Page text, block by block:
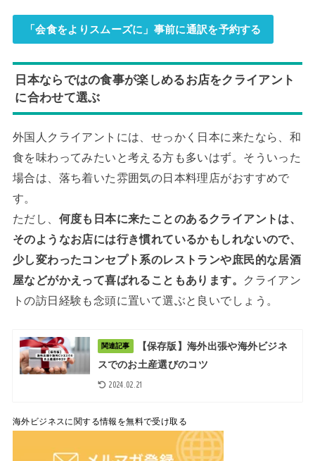
「会食をよりスムーズに」事前に通訳を予約する
日本ならではの食事が楽しめるお店をクライアント
に合わせて選ぶ
外国人クライアントには、せっかく日本に来たなら、和
食を味わってみたいと考える方も多いはず。そういった
場合は、落ち着いた雰囲気の日本料理店がおすすめで
す。
ただし、 何度も日本に来たことのあるクライアントは、
そのようなお店には行き慣れているかもしれないので、
少し変わったコンセプト系のレストランや庶民的な居酒
屋などがかえって喜ばれることもあります。
クライアン
トの訪日経験も念頭に置いて選ぶと良いでしょう。
関連記事
【保存版】海外出張や海外ビジネ
スでのお土産選びのコツ
2024.02.21
海外ビジネスに関する情報を無料で受け取る